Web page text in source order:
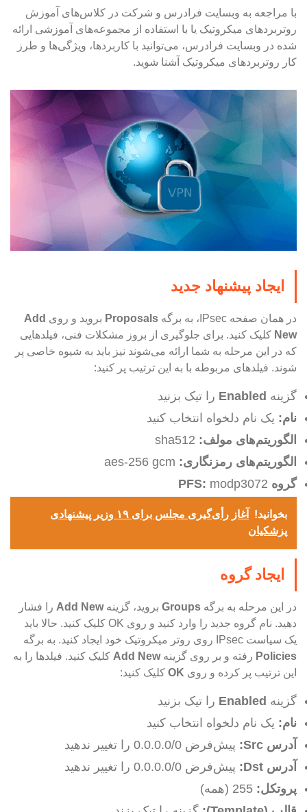
با مراجعه به وبسایت فرادرس و شرکت در کلاس‌های آموزش
روتربردهای میکروتیک یا با استفاده از مجموعه‌های آموزشی ارائه
شده در وبسایت فرادرس، می‌توانید با کاربردها، ویژگی‌ها و طرز
کار روتربردهای میکروتیک آشنا شوید.
ایجاد پیشنهاد جدید
در همان صفحه IPsec، به برگه Proposals بروید و روی Add
New کلیک کنید. برای جلوگیری از بروز مشکلات فنی، فیلدهایی
که در این مرحله به شما ارائه می‌شوند نیز باید به شیوه خاصی پر
شوند. فیلدهای مربوطه با به این ترتیب پر کنید:
گزینه Enabled را تیک بزنید
نام: یک نام دلخواه انتخاب کنید
الگوریتمهای مولف: sha512
الگوریتمهای رمزنگاری: aes-256 gcm
گروه
PFS: modp3072
بخوانید!
آغاز رأی‌گیری مجلس برای ۱۹ وزیر پیشنهادی
پزشکیان
ایجاد گروه
در این مرحله به برگه Groups بروید، گزینهAdd New را فشار
دهید. نام گروه جدید را وارد کنید و روی OK کلیک کنید. حالا باید
یک سیاست IPsec روی روتر میکروتیک خود ایجاد کنید. به برگه
Policies رفته و بر روی گزینهAdd New کلیک کنید. فیلدها را به
این ترتیب پر کرده و روی OK کلیک کنید:
گزینه Enabled را تیک بزنید
نام: یک نام دلخواه انتخاب کنید
آدرس Src
: پیش‌فرض 0.0.0.0/0 را تغییر ندهید
آدرس Dst
: پیش‌فرض 0.0.0.0/0 را تغییر ندهید
پروتکل: 255 (همه)